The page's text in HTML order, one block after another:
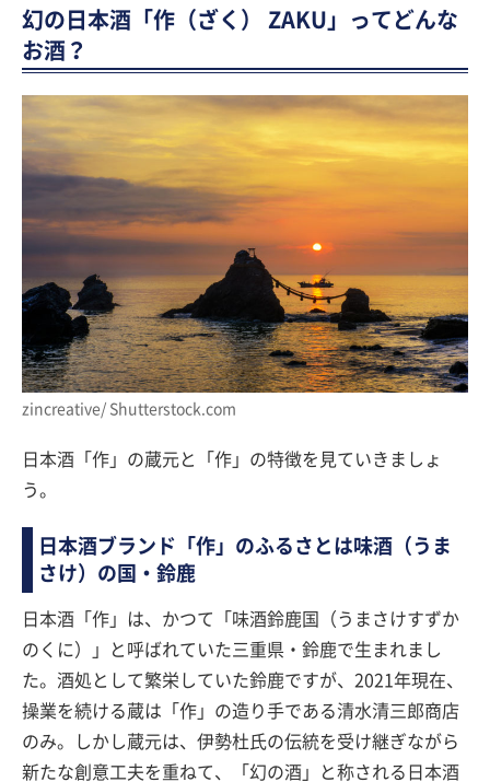
幻の日本酒「作（ざく） ZAKU」ってどんな
お酒？
zincreative/ Shutterstock.com
日本酒「作」の蔵元と「作」の特徴を見ていきましょ
う。
日本酒ブランド「作」のふるさとは味酒（うま
さけ）の国・鈴鹿
日本酒「作」は、かつて「味酒鈴鹿国（うまさけすずか
のくに）」と呼ばれていた三重県・鈴鹿で生まれまし
た。酒処として繁栄していた鈴鹿ですが、2021年現在、
操業を続ける蔵は「作」の造り手である清水清三郎商店
のみ。しかし蔵元は、伊勢杜氏の伝統を受け継ぎながら
新たな創意工夫を重ねて、「幻の酒」と称される日本酒